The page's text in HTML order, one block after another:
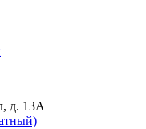
д. 13А